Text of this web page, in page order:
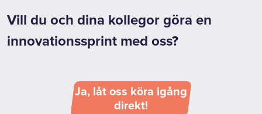
Vill du och dina kollegor göra en
innovationssprint med oss?
Ja, låt oss köra igång
direkt!